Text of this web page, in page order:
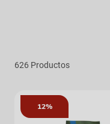
626
12%